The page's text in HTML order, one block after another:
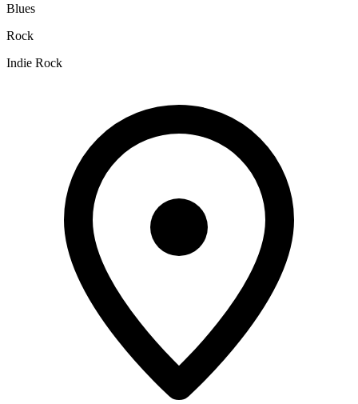
Blues
Rock
Indie Rock